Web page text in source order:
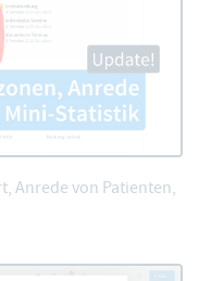
Anrede von Patienten,